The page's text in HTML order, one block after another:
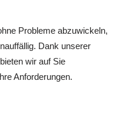
Probleme abzuwickeln,
Dank unserer
wir auf Sie
Anforderungen.